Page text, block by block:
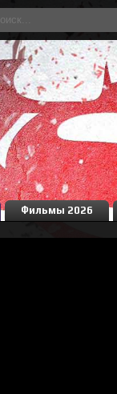
Фильмы 2026